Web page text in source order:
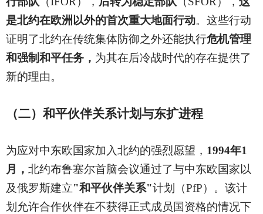
是北约在欧洲以外的首次重大地面行动。这些行动
证明了北约在传统集体防御之外还能执行危机管理
和强制和平任务， 为其在后冷战时代的存在提供了
新的理由。
（二）和平伙伴关系计划与东扩进程
为应对中东欧国家加入北约的强烈愿望， 1994年1
月， 北约布鲁塞尔首脑会议通过了与中东欧国家以
及俄罗斯建立"和平伙伴关系"计划（PfP）。该计
划允许合作伙伴在不获得正式成员国资格的情况下